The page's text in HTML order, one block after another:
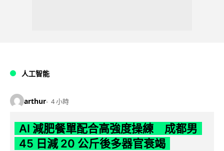
人工智能
arthur 4 小時
AI 減肥餐單配合高強度操練 成都男
45 日減 20 公斤後多器官衰竭